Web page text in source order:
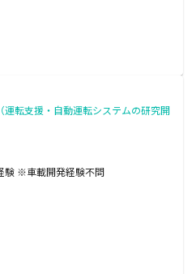
運転支援・自動運転システムの研究開
験 ※車載開発経験不問